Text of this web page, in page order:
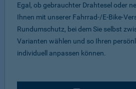
Egal, ob gebrauchter Drahtesel oder
Ihnen mit unserer Fahrrad-/E-Bike-
Rundumschutz, bei dem Sie selbst
Varianten wählen und so Ihren
individuell anpassen können.